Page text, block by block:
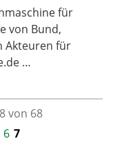
für
von Bund,
Akteuren für
…
von 68
6 7